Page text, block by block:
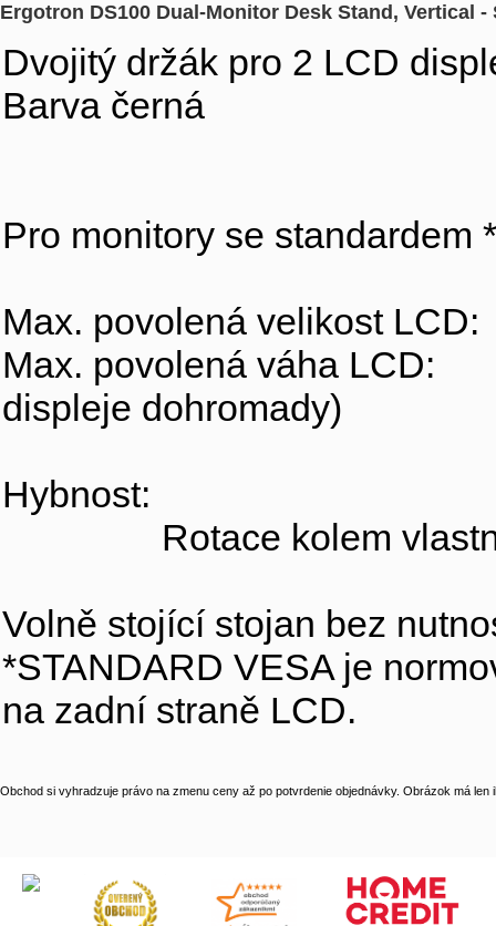
Ergotron DS100 Dual-Monitor Desk Stand, Vertical
Dvojitý držák pro 2 LCD
Barva černá
Pro monitory se
Max. povolená velikost
Max. povolená váha LCD:
displeje dohromady)
Hybnost:
Rotace kolem vlastní
Volně stojící stojan bez
*STANDARD VESA je
na zadní straně LCD.
Obchod si vyhradzuje právo na zmenu ceny až po potvrdenie objednávky. Obrázok má len